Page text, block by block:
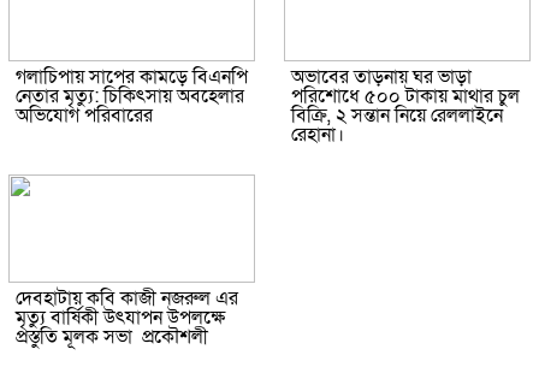
গলাচিপায় সাপের কামড়ে বিএনপি
নেতার মৃত্যু: চিকিৎসায় অবহেলার
অভিযোগ পরিবারের
অভাবের তাড়নায় ঘর ভাড়া
পরিশোধে ৫০০ টাকায় মাথার চুল
বিক্রি, ২ সন্তান নিয়ে রেললাইনে
রেহানা।
দেবহাটায় কবি কাজী নজরুল এর
মৃত্যু বার্ষিকী উৎযাপন উপলক্ষে
প্রস্তুতি মূলক সভা প্রকৌশলী